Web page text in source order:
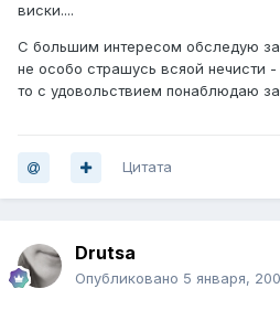
виски....
С большим интересом обследую
не особо страшусь всяой нечисти
то с удовольствием понаблюдаю за
Цитата
Drutsa
Опубликовано 5 января,